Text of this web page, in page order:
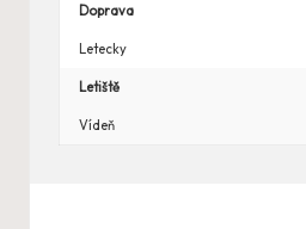
Doprava
Letecky
Letiště
Vídeň